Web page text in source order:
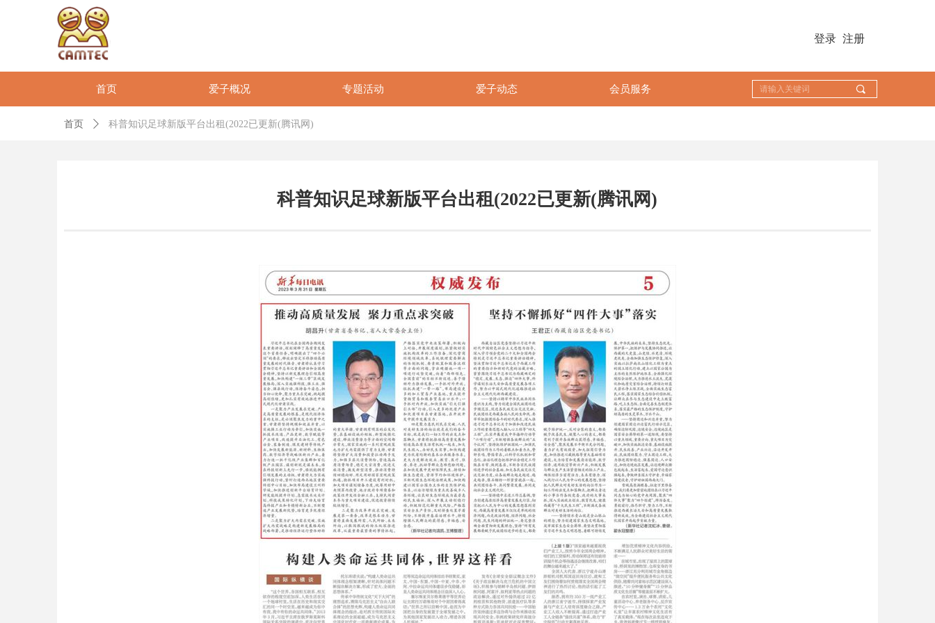
首页 爱子概况 专题活动 爱子动态 会员服务 끠
登录 注册
科普知识足球新版平台出租(2022已更新(腾讯网)
首页 ꄲ 科普知识足球新版平台出租(2022已更新(腾讯网)